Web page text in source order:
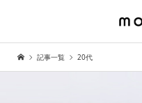
記事一覧 20代